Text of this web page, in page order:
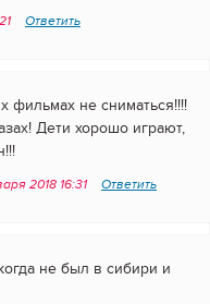
Ответить
фильмах не сниматься!!!!
Дети хорошо играют,
2018 16:31 Ответить
не был в сибири и